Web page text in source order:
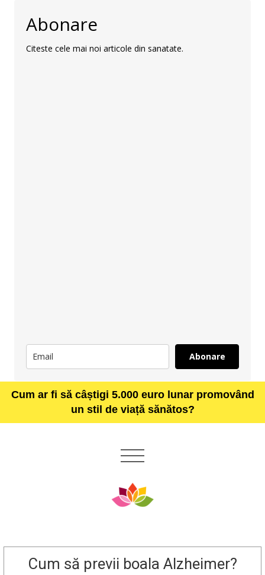
Abonare
Citeste cele mai noi articole din sanatate.
Abonare
Cum ar fi să câștigi 5.000 euro lunar promovând
un stil de viață sănătos?
Cum să previi boala Alzheimer?